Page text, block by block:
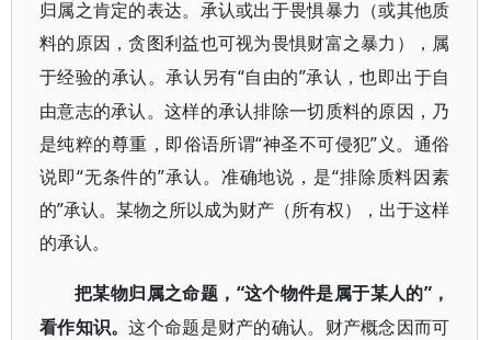
归属之肯定的表达。承认或出于畏惧暴力（或其他质
料的原因，贪图利益也可视为畏惧财富之暴力），属
于经验的承认。承认另有“自由的”承认，也即出于自
由意志的承认。这样的承认排除一切质料的原因，乃
是纯粹的尊重，即俗语所谓“神圣不可侵犯”义。通俗
说即“无条件的”承认。准确地说，是“排除质料因素
的”承认。某物之所以成为财产（所有权），出于这样
的承认。
把某物归属之命题， “这个物件是属于某人的”，
看作知识。这个命题是财产的确认。财产概念因而可